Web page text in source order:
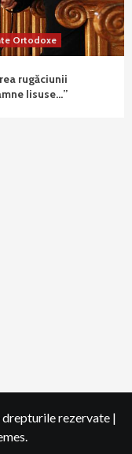
Ortodoxe
rugăciunii
Iisuse…”
rezervate |